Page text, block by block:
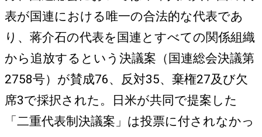
表が国連における唯一の合法的な代表であ
り、蒋介石の代表を国連とすべての関係組織
から追放するという決議案（国連総会決議第
2758号）が賛成76、反対35、棄権27及び欠
席3で採択された。日米が共同で提案した
「二重代表制決議案」は投票に付されなかっ